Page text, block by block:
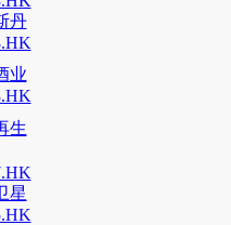
丹
业
生
星